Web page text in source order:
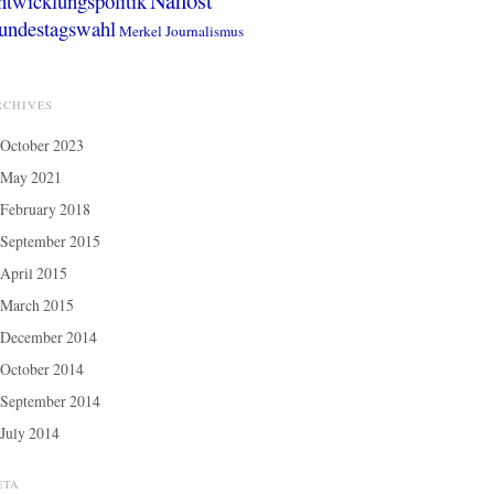
MerkelJournalismus
October 2023
May 2021
February 2018
September 2015
April 2015
March 2015
December 2014
October 2014
September 2014
July 2014